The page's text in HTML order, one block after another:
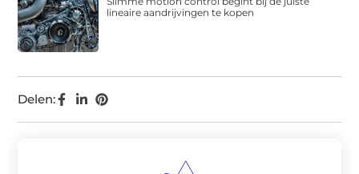
Delen:
lineaire aandrijvingen te kopen